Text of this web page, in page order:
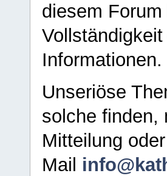
diesem
Informationen.
Unseriöse
solche finden,
Mitteilung
Mail